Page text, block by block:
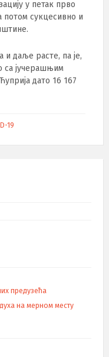
у петак прво
сукцесивно и
и даље расте, па је,
са јучерашњим
дато 16 167
19
предузећа
на мерном месту